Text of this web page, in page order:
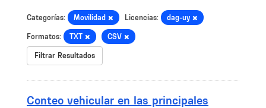
Categorías: Movilidad Licencias: dag-uy
Formatos: TXT CSV
Filtrar Resultados
Conteo vehicular en las principales